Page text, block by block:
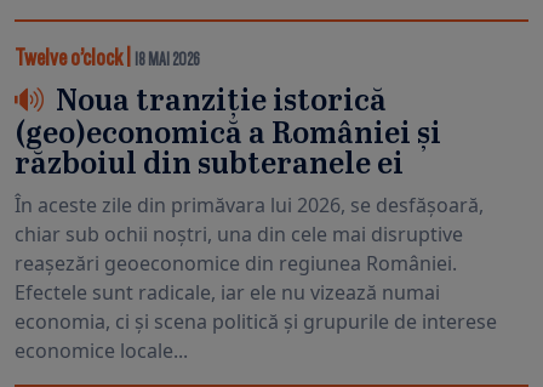
Twelve o’clock| 18 MAI 2026
Noua tranziție istorică
(geo)economică a României și
războiul din subteranele ei
În aceste zile din primăvara lui 2026, se desfășoară,
chiar sub ochii noștri, una din cele mai disruptive
reașezări geoeconomice din regiunea României.
Efectele sunt radicale, iar ele nu vizează numai
economia, ci și scena politică și grupurile de interese
economice locale...